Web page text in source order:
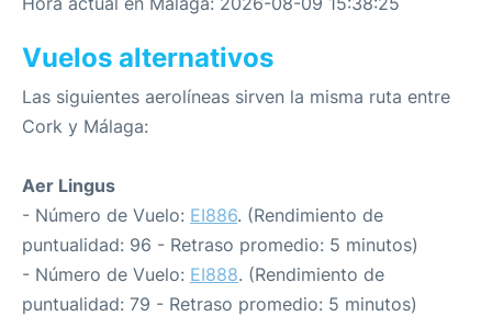
Vuelos alternativos
Las siguientes aerolíneas sirven la misma ruta entre
Cork y Málaga:
Aer Lingus
- Número de Vuelo: EI886. (Rendimiento de
puntualidad: 96 - Retraso promedio: 5 minutos)
- Número de Vuelo: EI888. (Rendimiento de
puntualidad: 79 - Retraso promedio: 5 minutos)